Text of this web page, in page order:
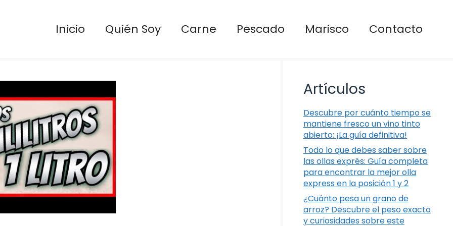
Inicio Quién Soy Carne Pescado Marisco Contacto
Artículos
Descubre por cuánto tiempo se
mantiene fresco un vino tinto
abierto: ¡La guía definitiva!
Todo lo que debes saber sobre
las ollas exprés: Guía completa
para encontrar la mejor olla
express en la posición 1 y 2
¿Cuánto pesa un grano de
arroz? Descubre el peso exacto
y curiosidades sobre este